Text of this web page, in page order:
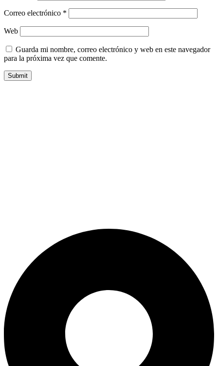
Correo electrónico *
Web
Guarda mi nombre, correo electrónico y web en este navegador
para la próxima vez que comente.